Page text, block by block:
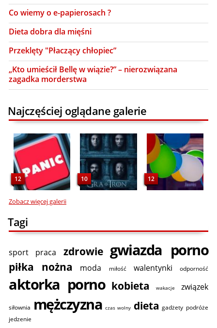
Co wiemy o e-papierosach ?
Dieta dobra dla mięśni
Przeklęty "Płaczący chłopiec”
„Kto umieścił Bellę w wiązie?” – nierozwiązana
zagadka morderstwa
Najczęściej oglądane galerie
12 10 12
Zobacz więcej galerii
Tagi
sport praca zdrowie gwiazda porno
piłka nożna moda miłość walentynki odporność
aktorka porno kobieta wakacje związek
siłownia mężczyzna czas wolny dieta gadżety podróże
jedzenie